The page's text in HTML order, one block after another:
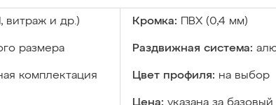
витраж и др.) Кромка: ПВХ (0,4 мм)
размера Раздвижная система:
комплектация Цвет профиля: на выбор